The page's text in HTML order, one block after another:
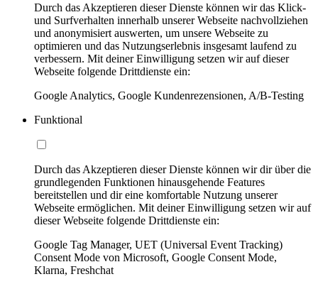
Durch das Akzeptieren dieser Dienste können wir das Klick-
und Surfverhalten innerhalb unserer Webseite nachvollziehen
und anonymisiert auswerten, um unsere Webseite zu
optimieren und das Nutzungserlebnis insgesamt laufend zu
verbessern. Mit deiner Einwilligung setzen wir auf dieser
Webseite folgende Drittdienste ein:
Google Analytics, Google Kundenrezensionen, A/B-Testing
Funktional
Durch das Akzeptieren dieser Dienste können wir dir über die
grundlegenden Funktionen hinausgehende Features
bereitstellen und dir eine komfortable Nutzung unserer
Webseite ermöglichen. Mit deiner Einwilligung setzen wir auf
dieser Webseite folgende Drittdienste ein:
Google Tag Manager, UET (Universal Event Tracking)
Consent Mode von Microsoft, Google Consent Mode,
Klarna, Freshchat